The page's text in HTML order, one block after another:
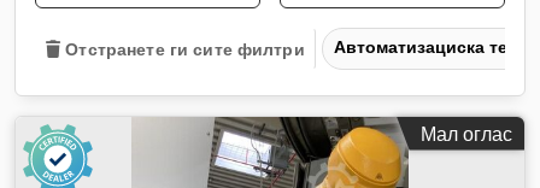
Отстранете ги сите филтри Автоматизациска
Мал оглас